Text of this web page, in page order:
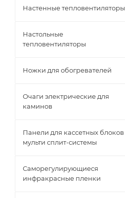
Настенные тепловентиляторы
Настольные
тепловентиляторы
Ножки для обогревателей
Очаги электрические для
каминов
Панели для кассетных блоков
мульти сплит-системы
Саморегулирующиеся
инфракрасные пленки